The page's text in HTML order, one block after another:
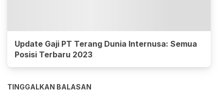
Update Gaji PT Terang Dunia Internusa: Semua
Posisi Terbaru 2023
TINGGALKAN BALASAN